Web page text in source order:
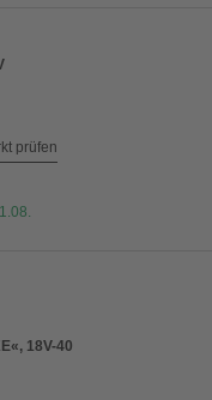
prüfen
18V-40